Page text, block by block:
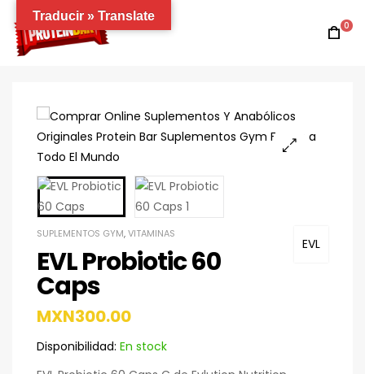
0
EVL
SUPLEMENTOS GYM,VITAMINAS
EVL Probiotic 60
Caps
MXN300.00
Disponibilidad: En stock
Traducir » Translate